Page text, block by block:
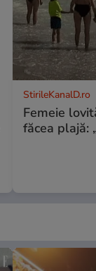
StirileKanalD.ro
Femeie
făcea plajă: